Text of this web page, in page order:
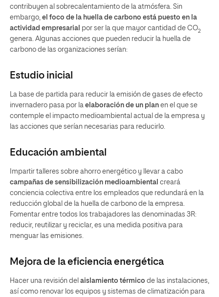
contribuyen al sobrecalentamiento de la atmósfera. Sin
embargo, el foco de la huella de carbono está puesto en la
actividad empresarial por ser la que mayor cantidad de CO2
genera. Algunas acciones que pueden reducir la huella de
carbono de las organizaciones serían:
Estudio inicial
La base de partida para reducir la emisión de gases de efecto
invernadero pasa por la elaboración de un plan en el que se
contemple el impacto medioambiental actual de la empresa y
las acciones que serían necesarias para reducirlo.
Educación ambiental
Impartir talleres sobre ahorro energético y llevar a cabo
campañas de sensibilización medioambiental creará
conciencia colectiva entre los empleados que redundará en la
reducción global de la huella de carbono de la empresa.
Fomentar entre todos los trabajadores las denominadas 3R:
reducir, reutilizar y reciclar, es una medida positiva para
menguar las emisiones.
Mejora de la eficiencia energética
Hacer una revisión del aislamiento térmico de las instalaciones,
así como renovar los equipos y sistemas de climatización para